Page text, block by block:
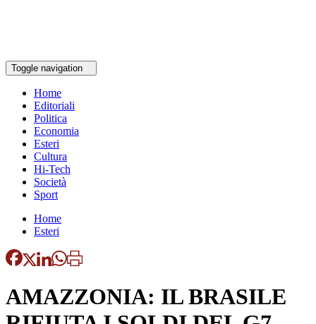
Toggle navigation
Home
Editoriali
Politica
Economia
Esteri
Cultura
Hi-Tech
Società
Sport
Home
Esteri
AMAZZONIA: IL BRASILE